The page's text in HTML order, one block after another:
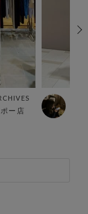
ー店